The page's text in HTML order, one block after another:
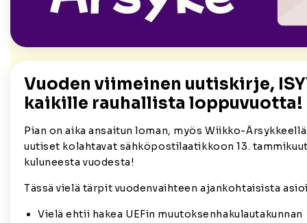
Vuoden viimeinen uutiskirje,
kaikille rauhallista loppuvuotta!
Pian on aika ansaitun loman, myös Wiikko-
uutiset kolahtavat sähköpostilaatikkoon 13.
kuluneesta vuodesta!
Tässä vielä tärpit vuodenvaihteen ajankohtaisista
Vielä ehtii hakea UEFin muutoksenhakulautakunnan